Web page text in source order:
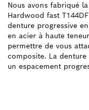
Nous avons fabriqué
Hardwood fast
denture progressive
en acier à haute
permettre de vous
composite. La
un espacement